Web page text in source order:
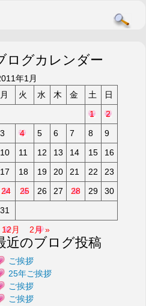
ログカレンダー
年1月
月
火 水 木 金 土
日
1
2
3
4 5 6 7 8
9
10
11 12 13 14 15
16
17
18 19 20 21 22
23
24
25 26 27 28 29
30
31
月
2月 »
近のブログ投稿
ご挨拶
25年ご挨拶
ご挨拶
ご挨拶